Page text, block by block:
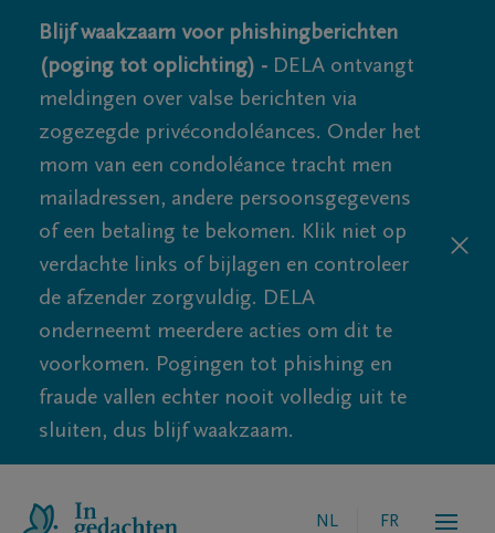
Blijf waakzaam voor phishingberichten
(poging tot oplichting) - DELA ontvangt
meldingen over valse berichten via
zogezegde privécondoléances. Onder het
mom van een condoléance tracht men
mailadressen, andere persoonsgegevens
of een betaling te bekomen. Klik niet op
verdachte links of bijlagen en controleer
de afzender zorgvuldig. DELA
onderneemt meerdere acties om dit te
voorkomen. Pogingen tot phishing en
fraude vallen echter nooit volledig uit te
sluiten, dus blijf waakzaam.
NL FR